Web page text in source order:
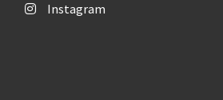
Instagram